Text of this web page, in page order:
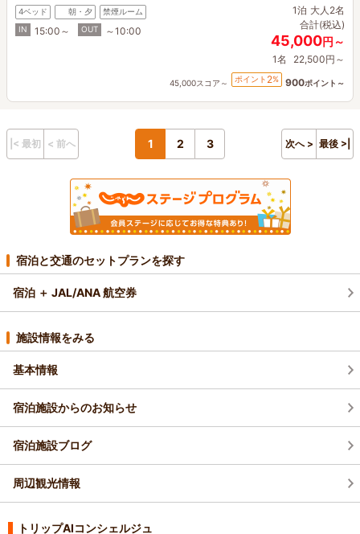
4ベッド 朝・夕
禁煙ルーム
IN
15:00～ OUT ～10:00
1泊 大人2名
合計(税込)
45,000円～
1名 22,500円～
45,000スコア～ ポイント 2% 900ポイント～
|< 最初 < 前へ 1 2 3 次へ > 最後 >|
宿泊と交通のセットプランを探す
宿泊 ＋ JAL/ANA 航空券
施設情報をみる
基本情報
宿泊施設からのお知らせ
宿泊施設ブログ
周辺観光情報
トリップAIコンシェルジュ